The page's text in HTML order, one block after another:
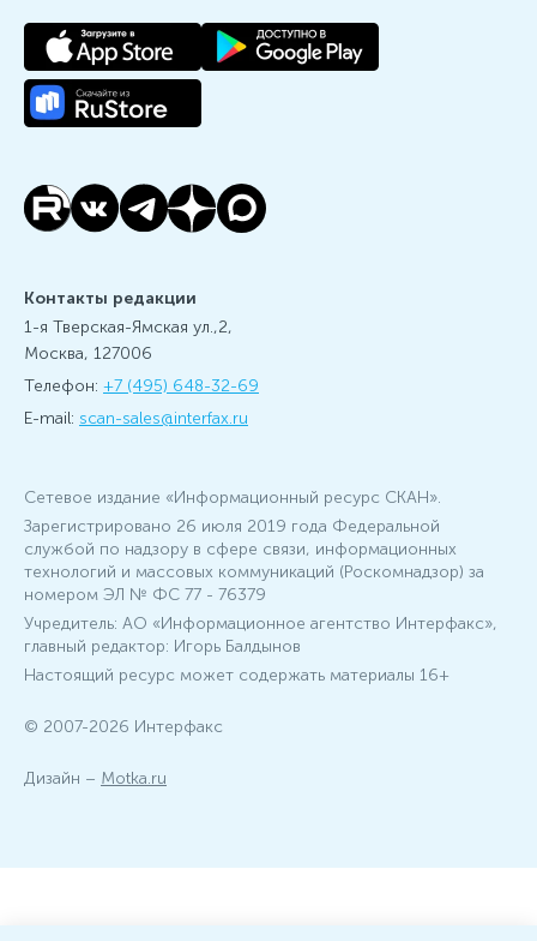
Сетевое издание «Информационный ресурс СКАН».
Зарегистрировано 26 июля 2019 года Федеральной
службой по надзору в сфере связи, информационных
технологий и массовых коммуникаций (Роскомнадзор) за
номером ЭЛ № ФС 77 - 76379
Учредитель: АО «Информационное агентство Интерфакс»,
главный редактор: Игорь Балдынов
Настоящий ресурс может содержать материалы 16+
© 2007-2026 Интерфакс
Дизайн – Motka.ru
Контакты редакции
1-я Тверская-Ямская ул.,2,
Москва, 127006
Телефон: +7 (495) 648-32-69
E-mail: scan-sales@interfax.ru